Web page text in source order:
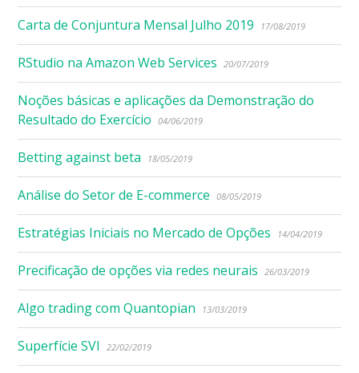
Carta de Conjuntura Mensal Julho 2019 17/08/2019
RStudio na Amazon Web Services 20/07/2019
Noções básicas e aplicações da Demonstração do
Resultado do Exercício
04/06/2019
Betting against beta 18/05/2019
Análise do Setor de E-commerce 08/05/2019
Estratégias Iniciais no Mercado de Opções 14/04/2019
Precificação de opções via redes neurais 26/03/2019
Algo trading com Quantopian 13/03/2019
Superfície SVI 22/02/2019